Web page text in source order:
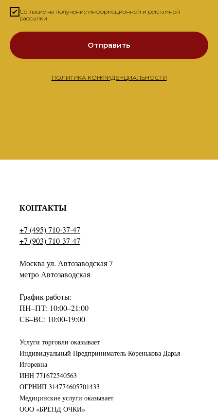
Согласие на получение информационной и рекламной
рассылки
Отправить
ПОЛИТИКА КОНФИДЕНЦИАЛЬНОСТИ
КОНТАКТЫ
+7 (495) 710-37-47
+7 (903) 710-37-47
Москва ул. Автозаводская 7
метро Автозаводская
График работы:
ПН–ПТ: 10:00–21:00
СБ–ВС: 10:00-19:00
Услуги торговли оказывает
Индивидуальный Предприниматель Коренькова Дарья
Игоревна
ИНН 771672540563
ОГРНИП 314774605701433
Медицинские услуги оказывает
ООО «БРЕНД ОЧКИ»